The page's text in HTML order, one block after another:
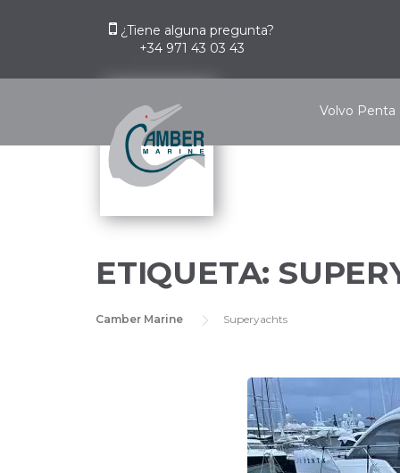
¿Tiene alguna pregunta?
+34 971 43 03 43
Volvo Penta
ETIQUETA:
Camber Marine Superyachts